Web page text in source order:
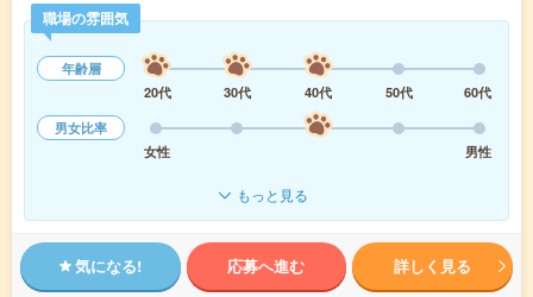
職場の雰囲気
年齢層
20代
30代 40代 50代
60代
男女比率
女性
男性
もっと見る
気になる! 応募へ進む 詳しく見る